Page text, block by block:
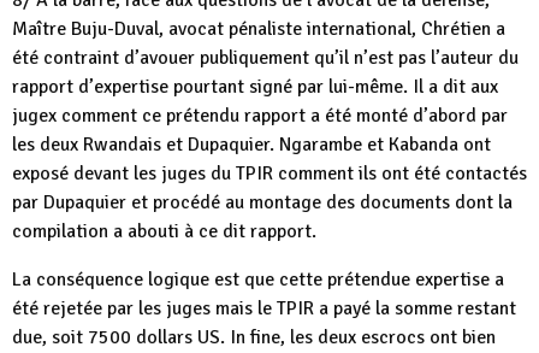
Maître Buju-Duval, avocat pénaliste international, Chrétien a
été contraint d’avouer publiquement qu’il n’est pas l’auteur du
rapport d’expertise pourtant signé par lui-même. Il a dit aux
jugex comment ce prétendu rapport a été monté d’abord par
les deux Rwandais et Dupaquier. Ngarambe et Kabanda ont
exposé devant les juges du TPIR comment ils ont été contactés
par Dupaquier et procédé au montage des documents dont la
compilation a abouti à ce dit rapport.
La conséquence logique est que cette prétendue expertise a
été rejetée par les juges mais le TPIR a payé la somme restant
due, soit 7500 dollars US. In fine, les deux escrocs ont bien